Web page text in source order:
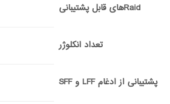
Raidهای قابل پشتیبانی
تعداد انکلوژر
پشتیبانی از ادغام LFF و SFF